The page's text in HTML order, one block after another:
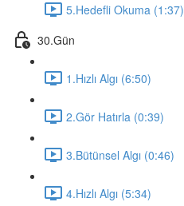
5.Hedefli Okuma (1:37)
30.Gün
1.Hızlı Algı (6:50)
2.Gör Hatırla (0:39)
3.Bütünsel Algı (0:46)
4.Hızlı Algı (5:34)